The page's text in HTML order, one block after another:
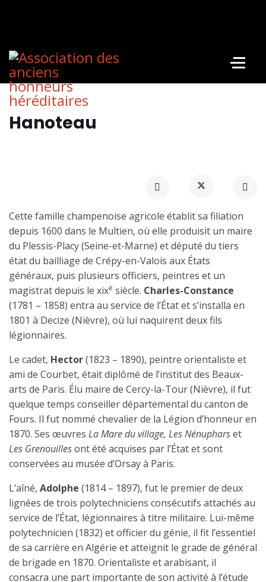
Hanoteau
Cette famille champenoise agricole établit sa filiation
depuis 1600 dans le Multien, où elle produisit un maire
du Plessis-Placy (Seine-et-Marne) et député du tiers
état du bailliage de Crépy-en-Valois aux États
généraux, puis plusieurs officiers, peintres et un
magistrat depuis le xixe siècle. Charles-Constance
(1781 – 1858) entra au service de l’État et s’installa en
1801 à Decize (Nièvre), où lui naquirent deux fils
légionnaires.
Le cadet, Hector(1823 – 1890), peintre orientaliste et
ami de Courbet, était diplômé de l’institut des Beaux-
arts de Paris. Élu maire de Cercy-la-Tour (Nièvre), il fut
quelque temps conseiller départemental du canton de
Fours. Il fut nommé chevalier de la Légion d’honneur en
1870. Ses œuvres La Mare du village, Les Nénupharset
Les Grenouillesont été acquises par l’État et sont
conservées au musée d’Orsay à Paris.
L’aîné, Adolphe (1814 – 1897), fut le premier de deux
lignées de trois polytechniciens consécutifs attachés au
service de l’État, légionnaires à titre militaire. Lui-même
polytechnicien (1832) et officier du génie, il fit l’essentiel
de sa carrière en Algérie et atteignit le grade de général
de brigade en 1870. Orientaliste et arabisant, il
consacra une part importante de son activité à l’étude